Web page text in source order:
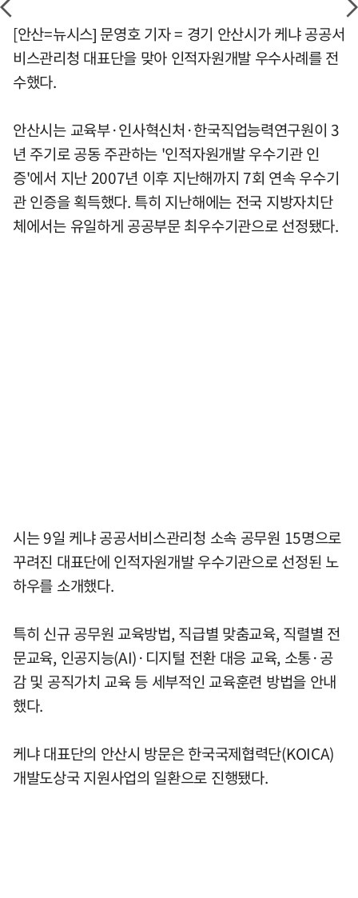
[안산=뉴시스] 문영호 기자 = 경기 안산시가 케냐 공공서
비스관리청 대표단을 맞아 인적자원개발 우수사례를 전
수했다.
안산시는 교육부·인사혁신처·한국직업능력연구원이 3
년 주기로 공동 주관하는 '인적자원개발 우수기관 인
증'에서 지난 2007년 이후 지난해까지 7회 연속 우수기
관 인증을 획득했다. 특히 지난해에는 전국 지방자치단
체에서는 유일하게 공공부문 최우수기관으로 선정됐다.
시는 9일 케냐 공공서비스관리청 소속 공무원 15명으로
꾸려진 대표단에 인적자원개발 우수기관으로 선정된 노
하우를 소개했다.
특히 신규 공무원 교육방법, 직급별 맞춤교육, 직렬별 전
문교육, 인공지능(AI)·디지털 전환 대응 교육, 소통·공
감 및 공직가치 교육 등 세부적인 교육훈련 방법을 안내
했다.
케냐 대표단의 안산시 방문은 한국국제협력단(KOICA)
개발도상국 지원사업의 일환으로 진행됐다.